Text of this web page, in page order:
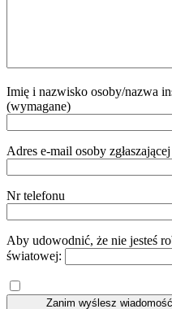
Imię i nazwisko osoby/nazwa
(wymagane)
Adres e-mail osoby
Nr telefonu
Aby udowodnić, że nie jesteś
światowej:
Zanim wyślesz